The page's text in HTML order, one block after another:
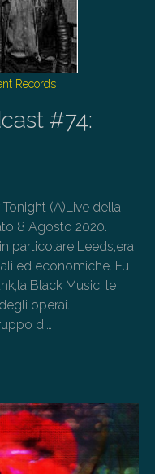
Records
#74:
(A)Live della
8 Agosto 2020.
particolare Leeds,era
ed economiche. Fu
Black Music, le
operai.
di…